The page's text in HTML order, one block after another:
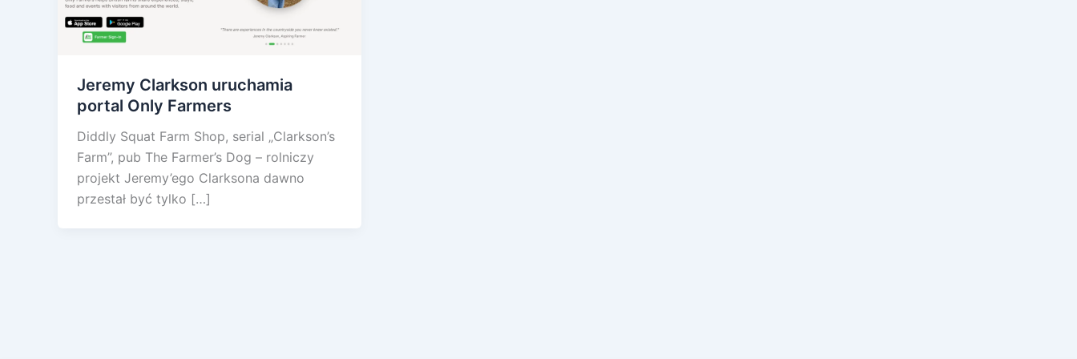
Jeremy Clarkson uruchamia
portal Only Farmers
Diddly Squat Farm Shop, serial „Clarkson’s
Farm”, pub The Farmer’s Dog – rolniczy
projekt Jeremy’ego Clarksona dawno
przestał być tylko […]